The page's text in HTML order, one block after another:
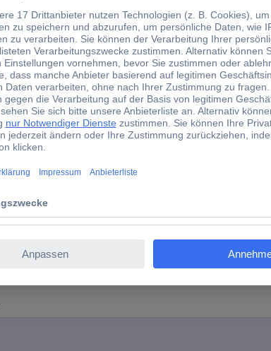
Lime
Anthrazit
C
EN 397
1 Paar